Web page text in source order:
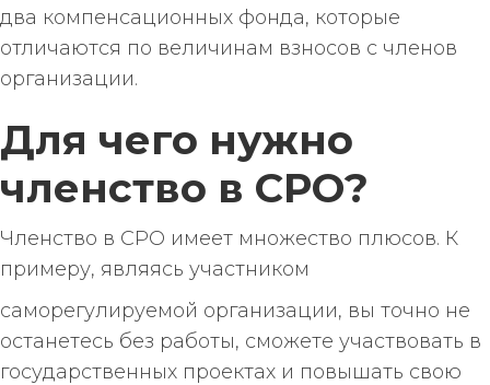
два компенсационных фонда, которые
отличаются по величинам взносов с членов
организации.
Для чего нужно
членство в СРО?
Членство в СРО имеет множество плюсов. К
примеру, являясь участником
саморегулируемой организации, вы точно не
останетесь без работы, сможете участвовать в
государственных проектах и повышать свою